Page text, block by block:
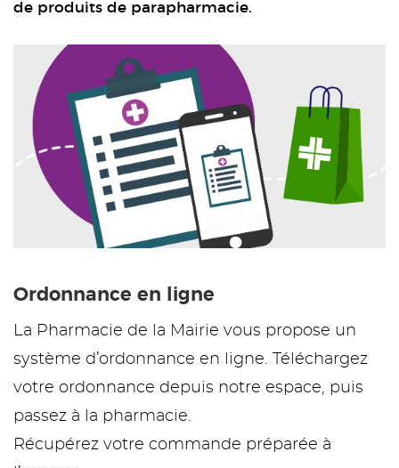
de produits de parapharmacie.
Ordonnance en ligne
La Pharmacie de la Mairie vous propose un
système d’ordonnance en ligne. Téléchargez
votre ordonnance depuis notre espace, puis
passez à la pharmacie.
Récupérez votre commande préparée à